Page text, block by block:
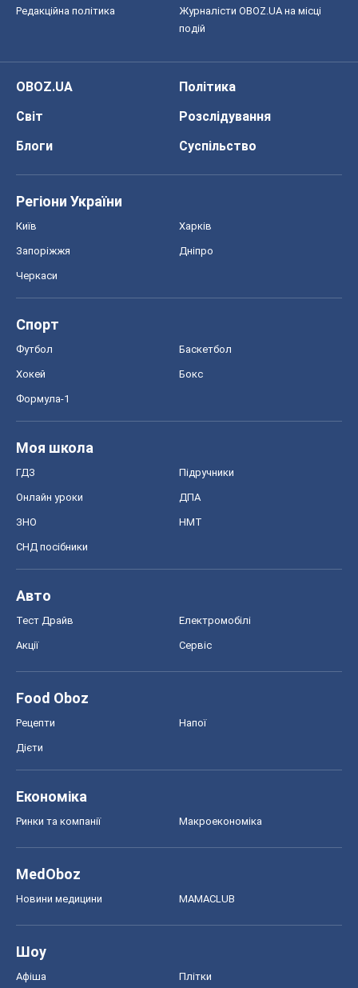
Редакційна політика
Журналісти OBOZ.UA на місці
подій
OBOZ.UA
Політика
Світ
Розслідування
Блоги
Суспільство
Регіони України
Київ Харків
Запоріжжя Дніпро
Черкаси
Спорт
Футбол Баскетбол
Хокей Бокс
Формула-1
Моя школа
ГДЗ Підручники
Онлайн уроки ДПА
ЗНО НМТ
СНД посібники
Авто
Тест Драйв Електромобілі
Акції Сервіс
Food Oboz
Рецепти Напої
Дієти
Економіка
Ринки та компанії Макроекономіка
MedOboz
Новини медицини MAMACLUB
Шоу
Афіша Плітки